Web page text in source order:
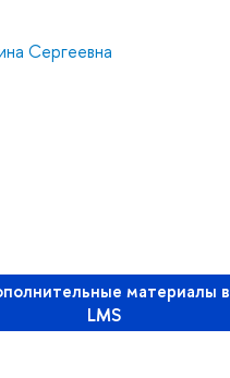
Сергеевна
материалы в
LMS